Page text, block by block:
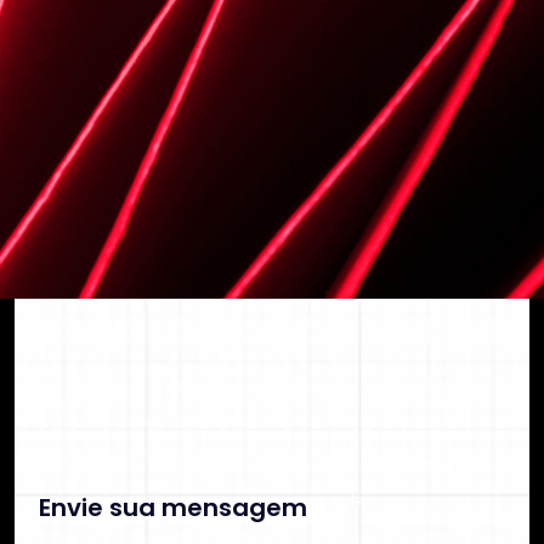
tato
segurança e previsibilidade financeira.
CON TO
Envie sua mensagem